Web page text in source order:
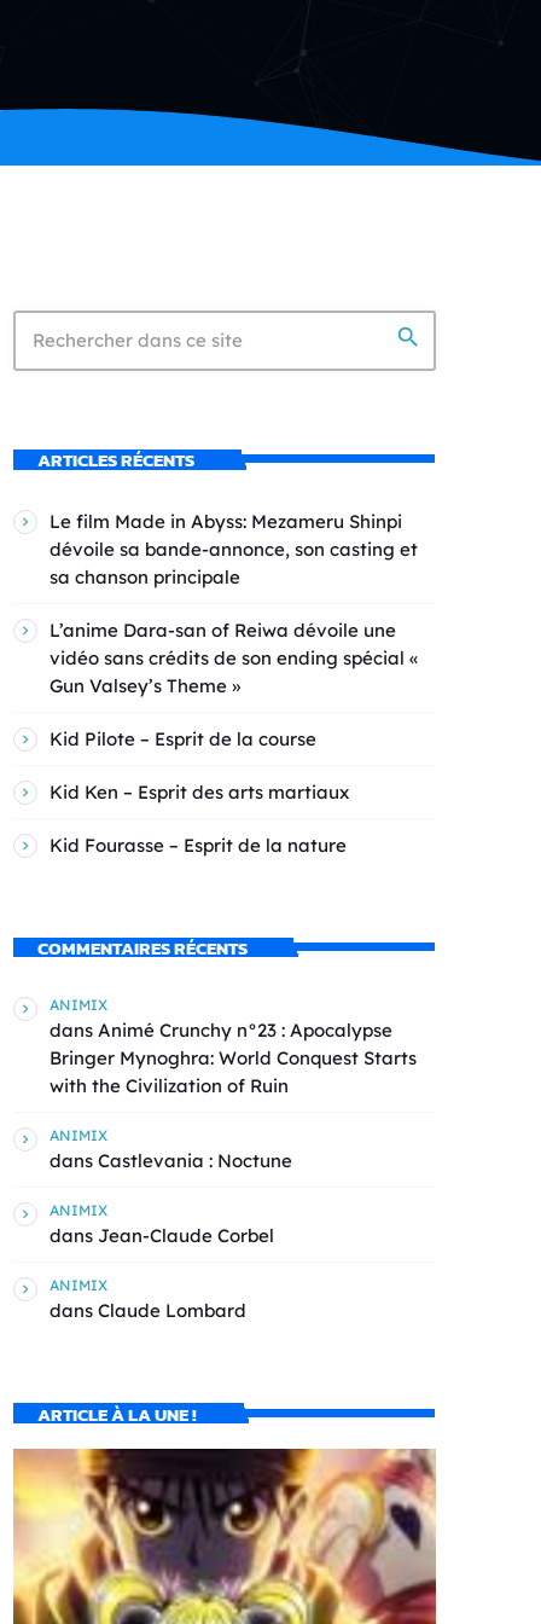
search
ARTICLES RÉCENTS
Le film Made in Abyss: Mezameru Shinpi
dévoile sa bande-annonce, son casting et
sa chanson principale
L’anime Dara-san of Reiwa dévoile une
vidéo sans crédits de son ending spécial «
Gun Valsey’s Theme »
Kid Pilote – Esprit de la course
Kid Ken – Esprit des arts martiaux
Kid Fourasse – Esprit de la nature
COMMENTAIRES RÉCENTS
ANIMIX
dans Animé Crunchy n°23 : Apocalypse
Bringer Mynoghra: World Conquest Starts
with the Civilization of Ruin
ANIMIX
dans Castlevania : Noctune
ANIMIX
dans Jean-Claude Corbel
ANIMIX
dans Claude Lombard
ARTICLE À LA UNE !